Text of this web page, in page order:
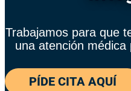
Trabajamos para que
una atención médica
PÍDE CITA AQUÍ